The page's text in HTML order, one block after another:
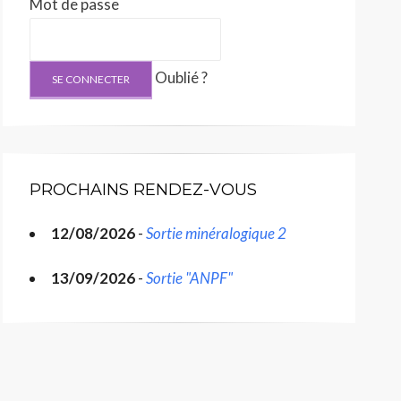
Mot de passe
Oublié ?
PROCHAINS RENDEZ-VOUS
12/08/2026-Sortie minéralogique 2
13/09/2026-Sortie "ANPF"